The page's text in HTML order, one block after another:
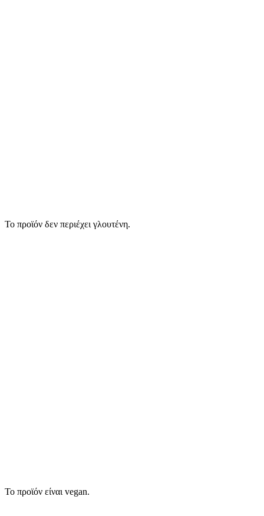
Το προϊόν δεν περιέχει γλουτένη.
Το προϊόν είναι vegan.